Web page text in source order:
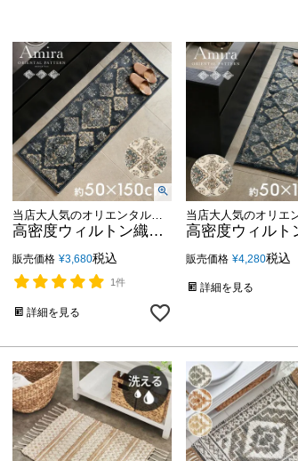
高密度ウィルトン織りだから丈夫で高級感のあるオリエンタル柄キッチンマットAmira アミーラ 50x150 [eg84357]
販売価格 ¥3,680税込
1件
詳細を見る
販売価格 ¥4,280税込
詳細を見る